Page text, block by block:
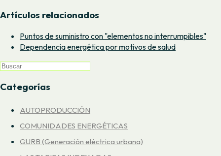
Artículos relacionados
Puntos de suministro con "elementos no interrumpibles"
Dependencia energética por motivos de salud
Categorías
AUTOPRODUCCIÓN
COMUNIDADES ENERGÉTICAS
GURB (Generación eléctrica urbana)